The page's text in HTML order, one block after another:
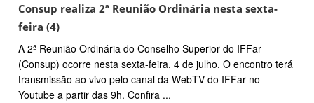
Consup realiza 2ª Reunião Ordinária nesta sexta-
feira (4)
A 2ª Reunião Ordinária do Conselho Superior do IFFar
(Consup) ocorre nesta sexta-feira, 4 de julho. O encontro terá
transmissão ao vivo pelo canal da WebTV do IFFar no
Youtube a partir das 9h. Confira ...